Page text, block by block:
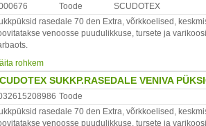
suurusnumber 2 Kinga number 36-37. Kaal
Itaalia
EPP AS, Pärnu mnt 7a, 69103 Karksi-
Toode
SCUDOTEX
rasedale 70 den Extra, võrkkoelised,
venoosse puudulikkuse, tursete ja
Nero - must. D- Daino - helepruun.
suurusnumber 4 Kinga number 38-40. Kaal
rohkem
SUKKP.RASEDALE VENIVA
Toode
rasedale 70 den Extra, võrkkoelised,
venoosse puudulikkuse, tursete ja